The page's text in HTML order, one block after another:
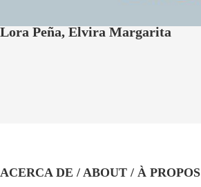
Lora Peña, Elvira Margarita
ACERCA DE / ABOUT / À PROPOS